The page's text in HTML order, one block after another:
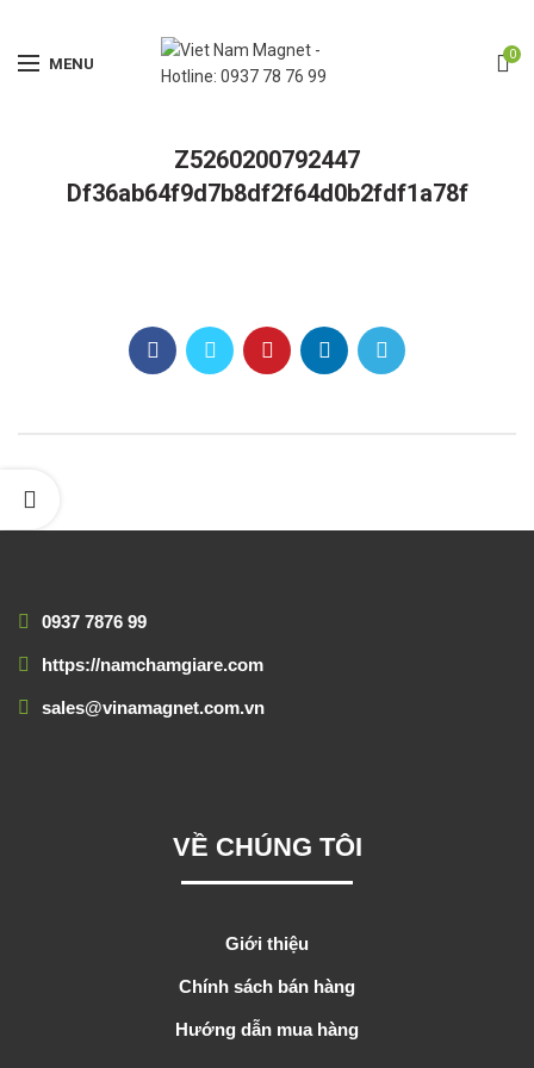
MENU 0
Z5260200792447
Df36ab64f9d7b8df2f64d0b2fdf1a78f
0937 7876 99
https://namchamgiare.com
sales@vinamagnet.com.vn
VỀ CHÚNG TÔI
Giới thiệu
Chính sách bán hàng
Hướng dẫn mua hàng